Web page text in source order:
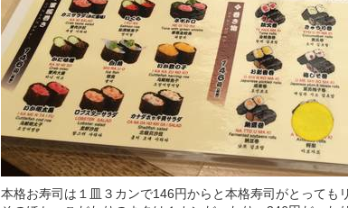
本格お寿司は１皿３カンで146円からと本格寿司がとっても